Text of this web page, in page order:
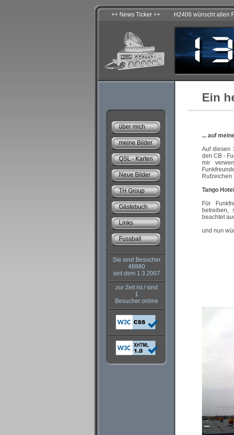
Samstag - 08.08.2026
über mich
meine Bilder
QSL - Karten
Neue Bilder
TH Group
Gästebuch
Links
Fussball
Sie sind Besucher
48880
seit dem 1.3.2007
zur Zeit ist / sind
1
Besucher online
Ein
... auf
Auf diesen
den CB -
mir
Rufzeichen
Tango
Für
betreiben,
beachtet
und nun